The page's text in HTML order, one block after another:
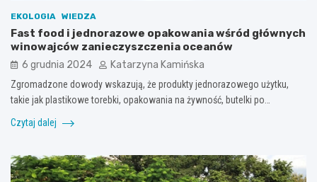
EKOLOGIA WIEDZA
Fast food i jednorazowe opakowania wśród głównych
winowajców zanieczyszczenia oceanów
6 grudnia 2024 Katarzyna Kamińska
Zgromadzone dowody wskazują, że produkty jednorazowego użytku,
takie jak plastikowe torebki, opakowania na żywność, butelki po…
Czytaj dalej